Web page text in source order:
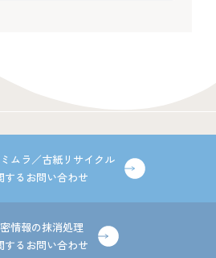
ムラ／古紙リサイクル
するお問い合わせ
情報の抹消処理
するお問い合わせ